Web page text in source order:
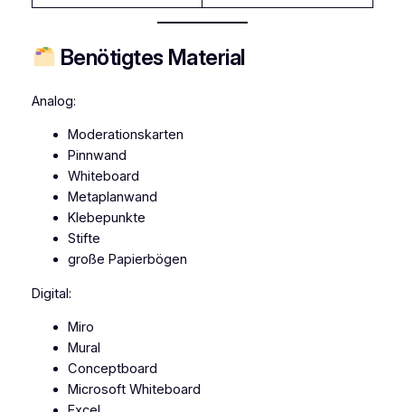
Benötigtes Material
Analog:
Moderationskarten
Pinnwand
Whiteboard
Metaplanwand
Klebepunkte
Stifte
große Papierbögen
Digital:
Miro
Mural
Conceptboard
Microsoft Whiteboard